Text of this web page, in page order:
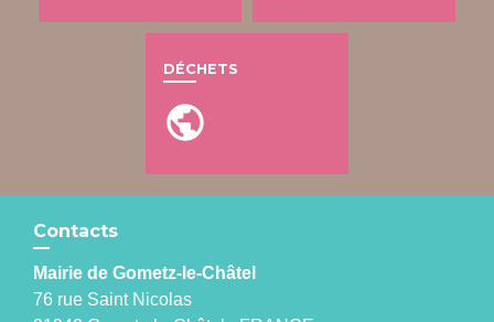
DÉCHETS
public
Contacts
Mairie de Gometz-le-Châtel
76 rue Saint Nicolas